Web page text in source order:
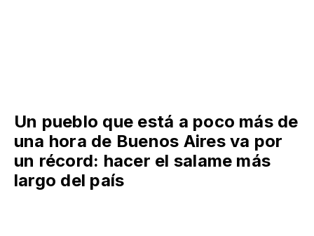
Un pueblo que está a poco más de
una hora de Buenos Aires va por
un récord: hacer el salame más
largo del país